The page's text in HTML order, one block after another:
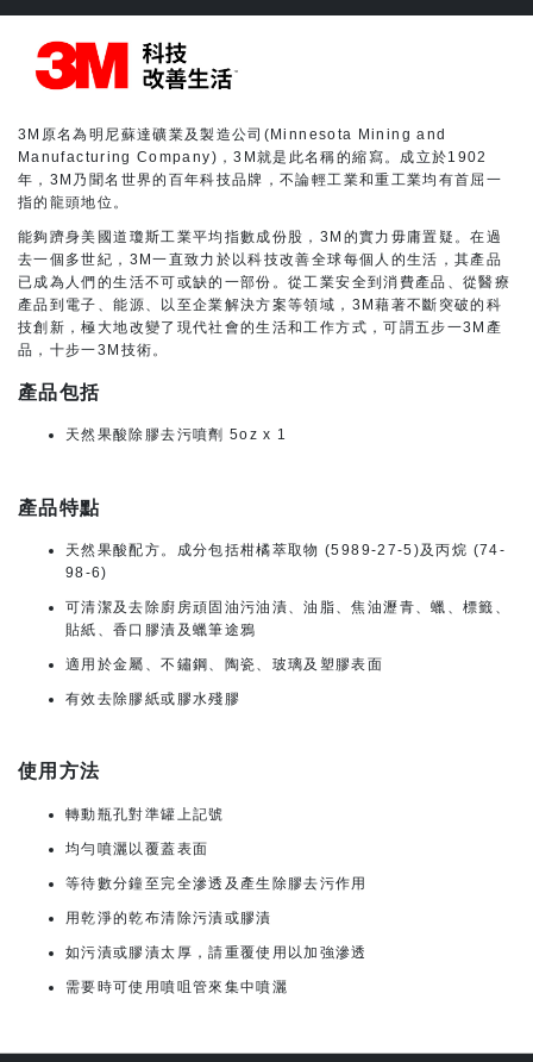
3M原名為明尼蘇達礦業及製造公司(Minnesota Mining and
Manufacturing Company)，3M就是此名稱的縮寫。成立於1902
年，3M乃聞名世界的百年科技品牌，不論輕工業和重工業均有首屈一
指的龍頭地位。
能夠躋身美國道瓊斯工業平均指數成份股，3M的實力毋庸置疑。在過
去一個多世紀，3M一直致力於以科技改善全球每個人的生活，其產品
已成為人們的生活不可或缺的一部份。從工業安全到消費產品、從醫療
產品到電子、能源、以至企業解決方案等領域，3M藉著不斷突破的科
技創新，極大地改變了現代社會的生活和工作方式，可謂五步一3M產
品，十步一3M技術。
產品包括
天然果酸除膠去污噴劑 5oz x 1
產品特點
天然果酸配方。成分包括柑橘萃取物 (5989-27-5)及丙烷 (74-
98-6)
可清潔及去除廚房頑固油污油漬、油脂、焦油瀝青、蠟、標籤、
貼紙、香口膠漬及蠟筆途鴉
適用於金屬、不鏽鋼、陶瓷、玻璃及塑膠表面
有效去除膠紙或膠水殘膠
使用方法
轉動瓶孔對準罐上記號
均勻噴灑以覆蓋表面
等待數分鐘至完全滲透及產生除膠去污作用
用乾淨的乾布清除污漬或膠漬
如污漬或膠漬太厚，請重覆使用以加強滲透
需要時可使用噴咀管來集中噴灑